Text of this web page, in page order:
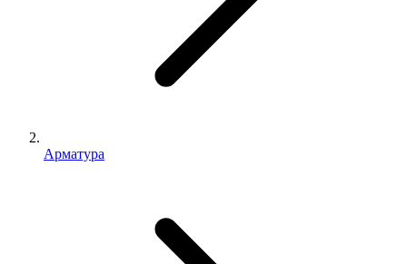
Арматура